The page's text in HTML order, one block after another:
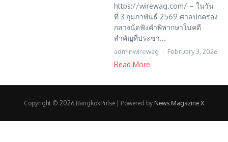
https://wirewag.com/ – ในวัน
ที่ 3 กุมภาพันธ์ 2569 ศาลปกครอง
กลางนัดฟังคำพิพากษาในคดี
สำคัญที่ประชา...
adminwirewag February 3, 2026
Read More
Copyright © 2026 BangkokPulse | Powered by News Magazine X